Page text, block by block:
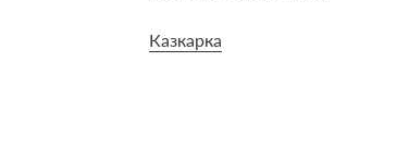
Казкарка